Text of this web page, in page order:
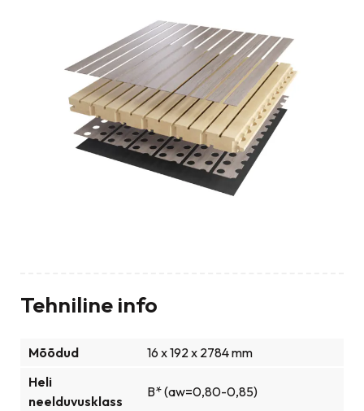
Tehniline info
Mõõdud
16 x 192 x 2784 mm
Heli
neelduvusklass
B* (aw=0,80-0,85)